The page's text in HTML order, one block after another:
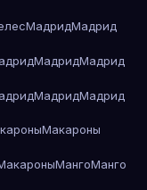
МадридМадрид
МадридМадрид
МадридМадрид
Макароны
МангоМанго